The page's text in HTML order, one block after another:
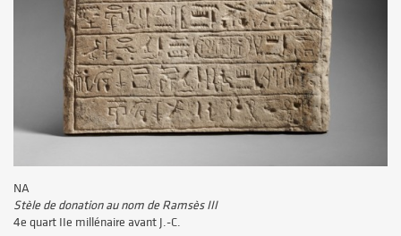
NA
Stèle de donation au nom de Ramsès III
4e quart IIe millénaire avant J.-C.